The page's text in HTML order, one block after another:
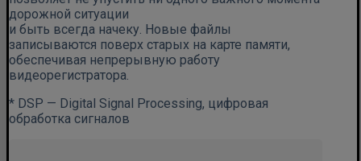
дорожной ситуации
и быть всегда начеку. Новые файлы
записываются поверх старых на карте памяти,
обеспечивая непрерывную работу
видеорегистратора.
* DSP — Digital Signal Processing, цифровая
обработка сигналов